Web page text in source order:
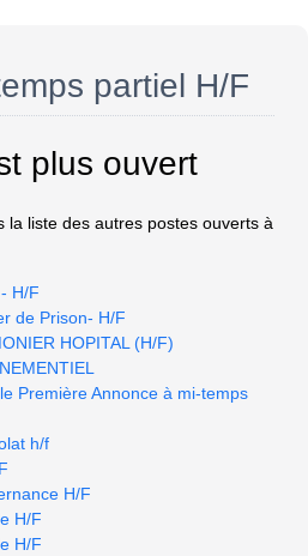
partiel H/F
plus ouvert
la liste des autres postes ouverts à
H/F
de Prison- H/F
HOPITAL (H/F)
Première Annonce à mi-temps
h/f
H/F
H/F
H/F